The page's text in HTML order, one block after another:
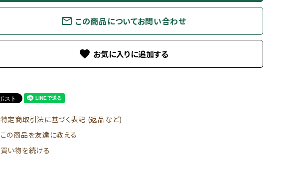
mail_outline この商品についてお問い合わせ
favorite
特定商取引法に基づく表記 (返品など)
この商品を友達に教える
買い物を続ける